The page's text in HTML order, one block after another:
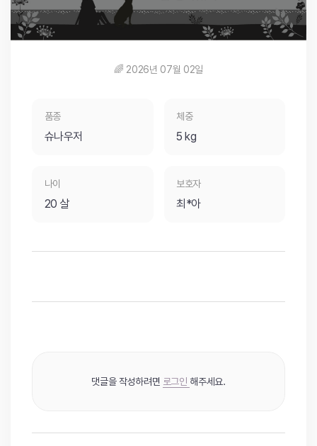
🌈 2026년 07월 02일
품종
슈나우저
체중
5 kg
나이
20 살
보호자
최*아
댓글을 작성하려면 로그인 해주세요.